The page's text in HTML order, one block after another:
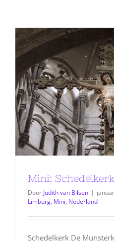
Mini: Schedelkerk
Door Judith van Bilsen |
Limburg, Mini, Nederland
Schedelkerk De